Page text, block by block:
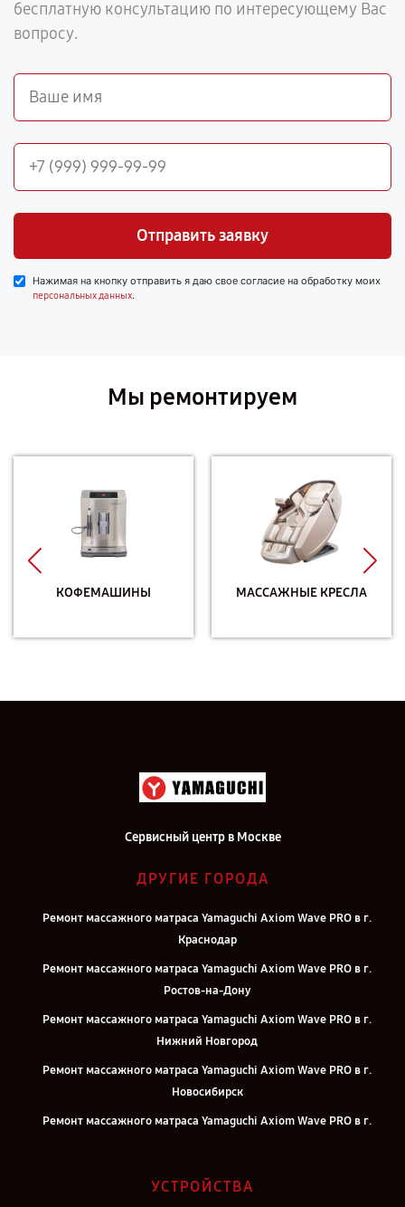
бесплатную консультацию по интересующему Вас
вопросу.
Отправить заявку
Нажимая на кнопку отправить я даю свое согласие на обработку моих
персональных данных.
Мы ремонтируем
КОФЕМАШИНЫ МАССАЖНЫЕ КРЕСЛА
Сервисный центр в Москве
ДРУГИЕ ГОРОДА
Ремонт массажного матраса Yamaguchi Axiom Wave PRO в г.
Краснодар
Ремонт массажного матраса Yamaguchi Axiom Wave PRO в г.
Ростов-на-Дону
Ремонт массажного матраса Yamaguchi Axiom Wave PRO в г.
Нижний Новгород
Ремонт массажного матраса Yamaguchi Axiom Wave PRO в г.
Новосибирск
Ремонт массажного матраса Yamaguchi Axiom Wave PRO в г.
Екатеринбург
УСТРОЙСТВА